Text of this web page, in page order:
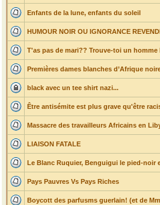
Enfants de la lune, enfants du soleil
HUMOUR NOIR OU IGNORANCE
T'as pas de mari?? Trouve-toi un homme
Premières dames blanches d’Afrique
black avec un tee shirt nazi...
Être antisémite est plus grave qu'être
Massacre des travailleurs Africains en
LIAISON FATALE
Le Blanc Ruquier, Benguigui le pied-noir
Pays Pauvres Vs Pays Riches
Boycott des parfusms guerlain! (et de